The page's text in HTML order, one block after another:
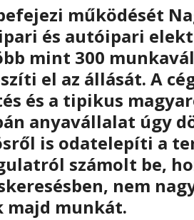
működését
és autóipari
mint 300
el az állását. A
és a tipikus
anyavállalat úgy
is odatelepíti a
számolt be,
nem
majd munkát.